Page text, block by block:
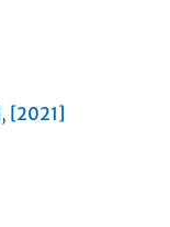
, [2021]